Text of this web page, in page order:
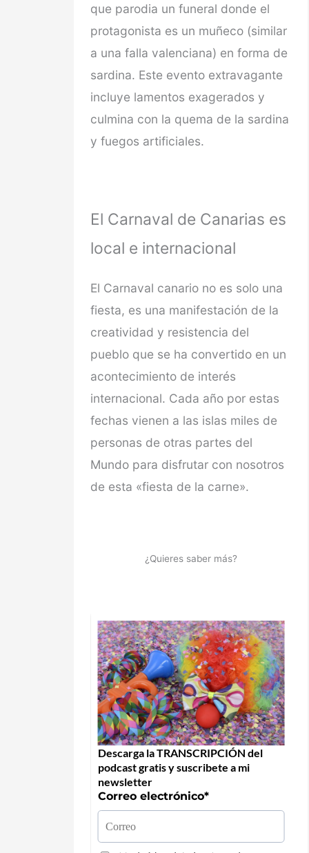
que parodia un funeral donde el
protagonista es un muñeco (similar
a una falla valenciana) en forma de
sardina. Este evento extravagante
incluye lamentos exagerados y
culmina con la quema de la sardina
y fuegos artificiales.
El Carnaval de Canarias es
local e internacional
El Carnaval canario no es solo una
fiesta, es una manifestación de la
creatividad y resistencia del
pueblo que se ha convertido en un
acontecimiento de interés
internacional. Cada año por estas
fechas vienen a las islas miles de
personas de otras partes del
Mundo para disfrutar con nosotros
de esta «fiesta de la carne».
¿Quieres saber más?